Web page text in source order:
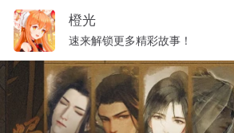
橙光
速来解锁更多精彩故事！